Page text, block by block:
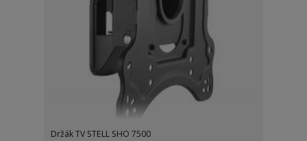
Držák TV STELL SHO 7500